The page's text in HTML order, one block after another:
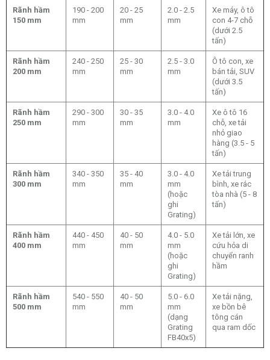
Rãnh hầm
150 mm
190 - 200
mm
20 - 25
mm
2.0 - 2.5
mm
Xe máy, ô tô
con 4-7 chỗ
(dưới 2.5
tấn)
Rãnh hầm
200 mm
240 - 250
mm
25 - 30
mm
2.5 - 3.0
mm
Ô tô con, xe
bán tải, SUV
(dưới 3.5
tấn)
Rãnh hầm
250 mm
290 - 300
mm
30 - 35
mm
3.0 - 4.0
mm
Xe ô tô 16
chỗ, xe tải
nhỏ giao
hàng (3.5 - 5
tấn)
Rãnh hầm
300 mm
340 - 350
mm
35 - 40
mm
3.0 - 4.0
mm
(hoặc
ghi
Grating)
Xe tải trung
bình, xe rác
tòa nhà (5 - 8
tấn)
Rãnh hầm
400 mm
440 - 450
mm
40 - 50
mm
4.0 - 5.0
mm
(hoặc
ghi
Grating)
Xe tải lớn, xe
cứu hỏa di
chuyển ranh
hầm
Rãnh hầm
500 mm
540 - 550
mm
40 - 50
mm
5.0 - 6.0
mm
(dạng
Grating
FB40x5)
Xe tải nặng,
xe bồn bê
tông cán
qua ram dốc